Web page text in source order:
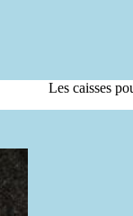
Les caisses